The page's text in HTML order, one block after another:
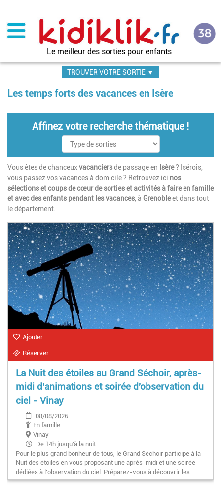
contenu
principal
Le meilleur des sorties pour enfants
TROUVER VOTRE SORTIE ▼
Les temps forts des vacances en Isère
Affinez votre recherche thématique !
Vous êtes de chanceuxvacanciersde passage en Isère? Isérois,
vous passez vos vacances à domicile ? Retrouvez ici nos
sélections et coups de cœur de sorties et activités à faire en famille
et avec des enfants pendant les vacances, à Grenobleet dans tout
le département.
Ajouter
Réserver
La Nuit des étoiles au Grand Séchoir, après-
midi d'animations et soirée d'observation du
ciel - Vinay
08/08/2026
En famille
Vinay
De 14h jusqu'à la nuit
Pour le plus grand bonheur de tous, le Grand Séchoir participe à la
Nuit des étoiles en vous proposant une après-midi et une soirée
dédiées à l’observation du ciel. Préparez-vous à découvrir les…